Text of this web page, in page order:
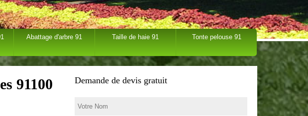
Abattage d'arbre 91 Taille de haie 91 Tonte pelouse 91
91100 Demande de devis gratuit